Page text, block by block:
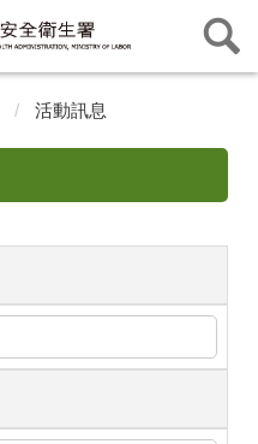
活動訊息